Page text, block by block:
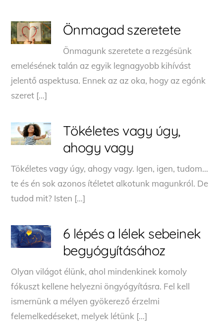
Önmagad szeretete
Önmagunk szeretete a rezgésünk
emelésének talán az egyik legnagyobb kihívást
jelentő aspektusa. Ennek az az oka, hogy az egónk
szeret […]
Tökéletes vagy úgy,
ahogy vagy
Tökéletes vagy úgy, ahogy vagy. Igen, igen, tudom…
te és én sok azonos ítéletet alkotunk magunkról. De
tudod mit? Isten […]
6 lépés a lélek sebeinek
begyógyításához
Olyan világot élünk, ahol mindenkinek komoly
fókuszt kellene helyezni öngyógyításra. Fel kell
ismernünk a mélyen gyökerező érzelmi
felemelkedéseket, melyek létünk […]